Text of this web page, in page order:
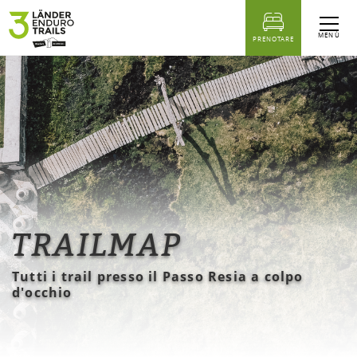
sr.Table Of Content
Per avere una perfetta visione d'insieme dei 3 Paesi Enduro
Trailmap
Anche questo vi potrebbe interessare...
MENÙ
PRENOTARE
TRAILMAP
Tutti i trail presso il Passo Resia a colpo
d'occhio